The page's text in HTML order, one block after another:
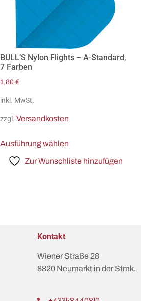
BULL’S Nylon Flights – A-Standard,
7 Farben
1,80 €
inkl. MwSt.
zzgl. Versandkosten
Ausführung wählen
Zur Wunschliste hinzufügen
Kontakt
Wiener Straße 28
8820 Neumarkt in der Stmk.